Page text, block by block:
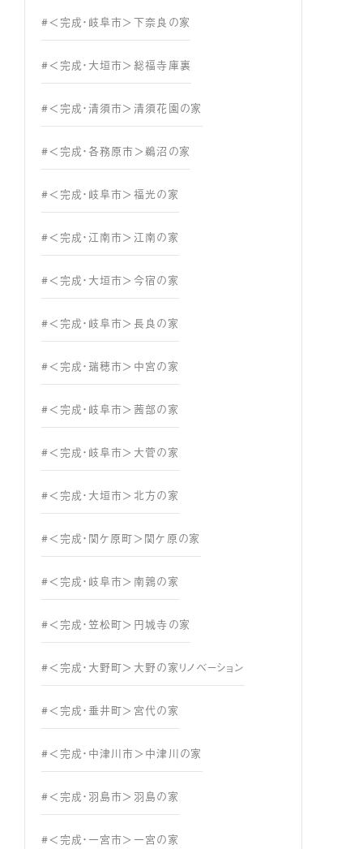
#＜完成・岐阜市＞下奈良の家
#＜完成・大垣市＞総福寺庫裏
#＜完成・清須市＞清須花園の家
#＜完成・各務原市＞鵜沼の家
#＜完成・岐阜市＞福光の家
#＜完成・江南市＞江南の家
#＜完成・大垣市＞今宿の家
#＜完成・岐阜市＞長良の家
#＜完成・瑞穂市＞中宮の家
#＜完成・岐阜市＞茜部の家
#＜完成・岐阜市＞大菅の家
#＜完成・大垣市＞北方の家
#＜完成・関ケ原町＞関ケ原の家
#＜完成・岐阜市＞南鶉の家
#＜完成・笠松町＞円城寺の家
#＜完成・大野町＞大野の家リノベーション
#＜完成・垂井町＞宮代の家
#＜完成・中津川市＞中津川の家
#＜完成・羽島市＞羽島の家
#＜完成・一宮市＞一宮の家